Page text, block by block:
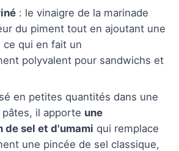
: le vinaigre de la marinade
du piment tout en ajoutant une
ce qui en fait un
polyvalent pour sandwichs et
en petites quantités dans une
il apporte une
de sel et d'umami qui remplace
une pincée de sel classique,